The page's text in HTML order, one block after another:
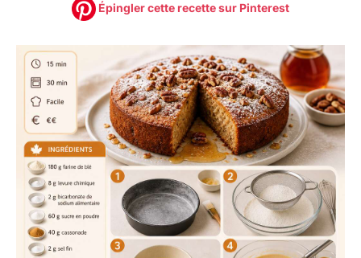
Épingler cette recette sur Pinterest